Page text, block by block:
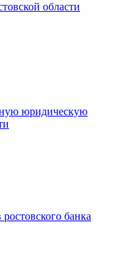
области
юридическую
банка